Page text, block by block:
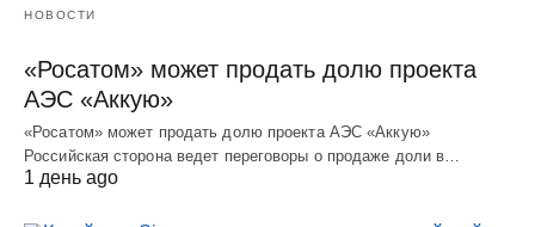
НОВОСТИ
«Росатом» может продать долю проекта
АЭС «Аккую»
«Росатом» может продать долю проекта АЭС «Аккую»
Российская сторона ведет переговоры о продаже доли в…
1 день ago